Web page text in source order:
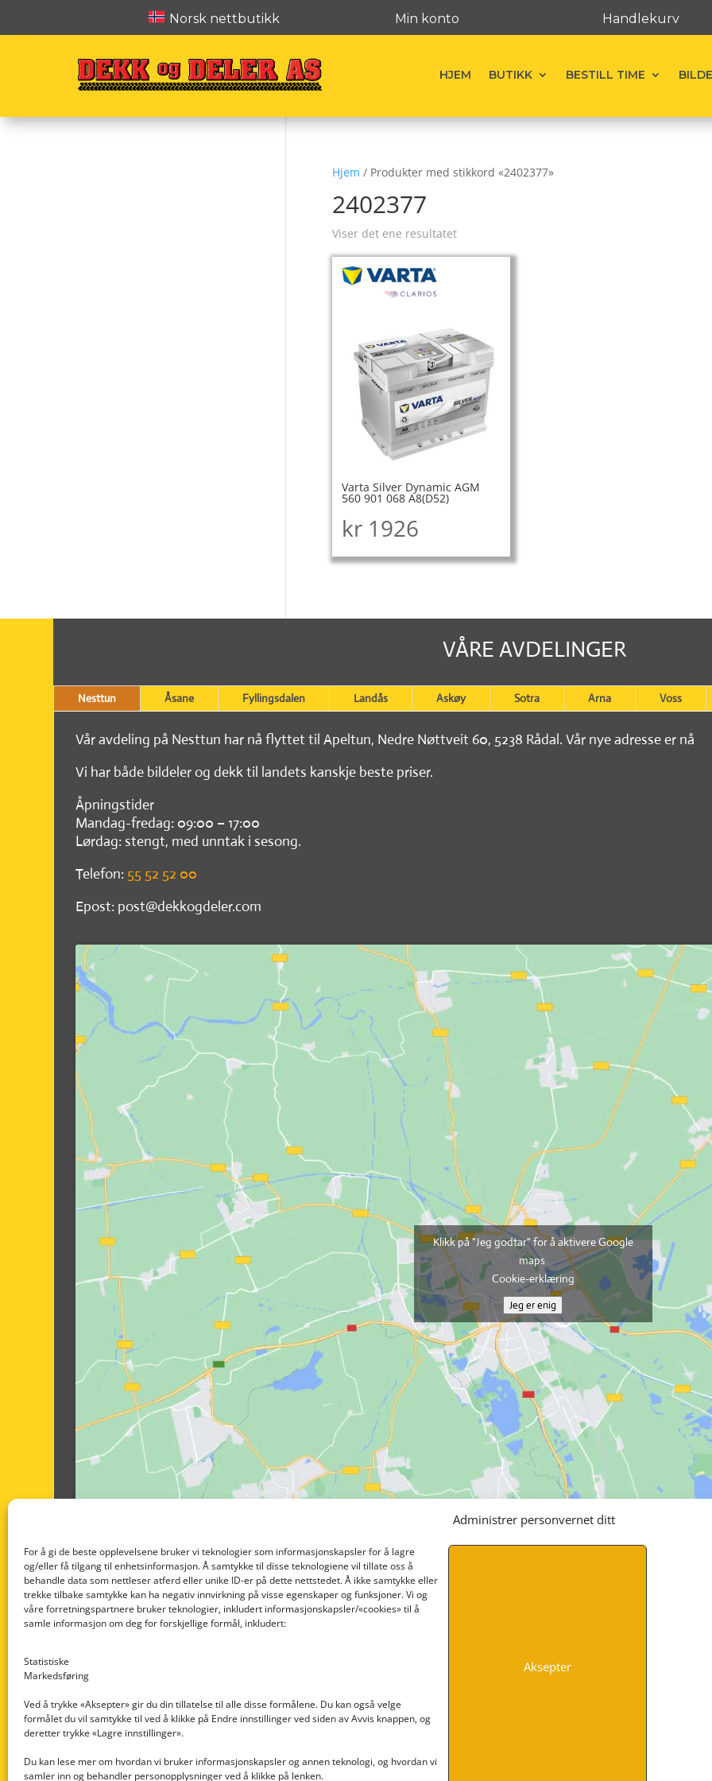
Administrer personvernet ditt
For å gi de beste opplevelsene bruker vi teknologier som informasjonskapsler for å lagre
og/eller få tilgang til enhetsinformasjon. Å samtykke til disse teknologiene vil tillate oss å
behandle data som nettleser atferd eller unike ID-er på dette nettstedet. Å ikke samtykke eller
trekke tilbake samtykke kan ha negativ innvirkning på visse egenskaper og funksjoner. Vi og
våre forretningspartnere bruker teknologier, inkludert informasjonskapsler/«cookies» til å
samle informasjon om deg for forskjellige formål, inkludert:
Statistiske
Markedsføring
Ved å trykke «Aksepter» gir du din tillatelse til alle disse formålene. Du kan også velge
formålet du vil samtykke til ved å klikke på Endre innstillinger ved siden av Avvis knappen, og
deretter trykke «Lagre innstillinger».
Du kan lese mer om hvordan vi bruker informasjonskapsler og annen teknologi, og hvordan vi
samler inn og behandler personopplysninger ved å klikke på lenken.
Aksepter
Norsk nettbutikk Min konto Handlekurv
HJEM BUTIKK BESTILL TIME
Hjem / Produkter med stikkord «2402377»
2402377
Viser det ene resultatet
Varta Silver Dynamic AGM
560 901 068 A8(D52)
kr1926
VÅRE AVDELINGER
Nesttun Åsane Fyllingsdalen Landås Askøy Sotra Arna Voss
Vår avdeling på Nesttun har nå flyttet til Apeltun, Nedre Nøttveit 60, 5238 Rådal. Vår nye adresse er nå
Vi har både bildeler og dekk til landets kanskje beste priser.
Åpningstider
Mandag-fredag: 09:00 – 17:00
Lørdag: stengt, med unntak i sesong.
Telefon: 55 52 52 00
Epost: post@dekkogdeler.com
Klikk på "Jeg godtar" for å aktivere Google
maps
Cookie-erklæring
Jeg er enig
Nedre Nøttveit 60, 5238 Rådal
INFORMASJON